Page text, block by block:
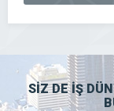
SİZ DE İŞ